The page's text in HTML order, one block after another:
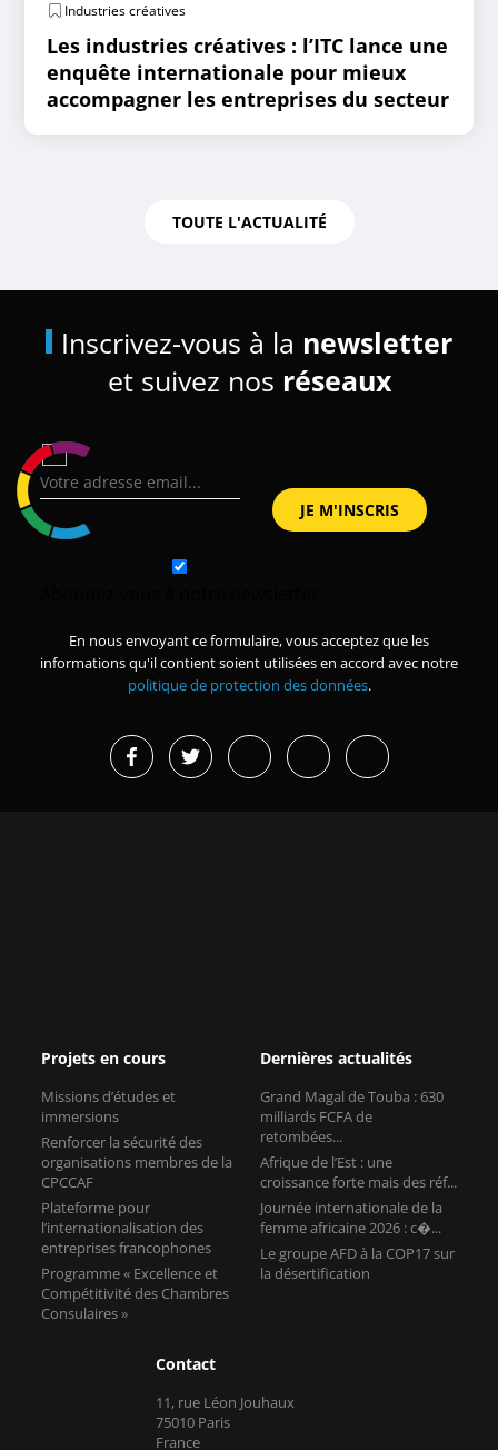
Industries créatives
Les industries créatives : l’ITC lance une
enquête internationale pour mieux
accompagner les entreprises du secteur
TOUTE L'ACTUALITÉ
Inscrivez-vous à la newsletter
et suivez nos réseaux
En nous envoyant ce formulaire, vous acceptez que les
informations qu'il contient soient utilisées en accord avec notre
politique de protection des données.
Projets en cours
Missions d’études et
immersions
Renforcer la sécurité des
organisations membres de la
CPCCAF
Plateforme pour
l’internationalisation des
entreprises francophones
Programme « Excellence et
Compétitivité des Chambres
Consulaires »
Dernières actualités
Grand Magal de Touba : 630
milliards FCFA de
retombées...
Afrique de l’Est : une
croissance forte mais des réf...
Journée internationale de la
femme africaine 2026 : c�...
Le groupe AFD à la COP17 sur
la désertification
Contact
11, rue Léon Jouhaux
75010 Paris
France